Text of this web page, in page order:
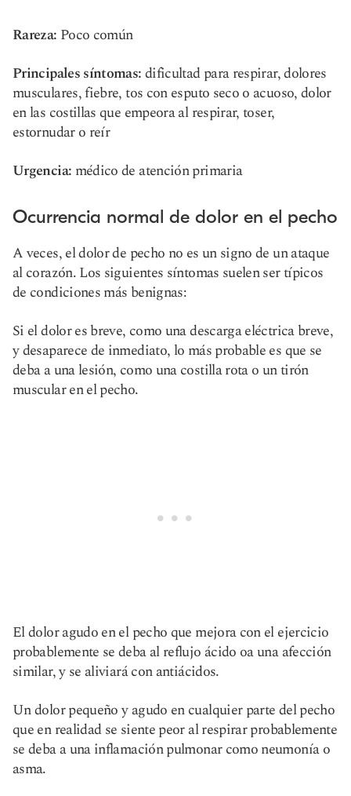
Rareza: Poco común
Principales síntomas:dificultad para respirar, dolores
musculares, fiebre, tos con esputo seco o acuoso, dolor
en las costillas que empeora al respirar, toser,
estornudar o reír
Urgencia: médico de atención primaria
Ocurrencia normal de dolor en el pecho
A veces, el dolor de pecho no es un signo de un ataque
al corazón. Los siguientes síntomas suelen ser típicos
de condiciones más benignas:
Si el dolor es breve, como una descarga eléctrica breve,
y desaparece de inmediato, lo más probable es que se
deba a una lesión, como una costilla rota o un tirón
muscular en el pecho.
El dolor agudo en el pecho que mejora con el ejercicio
probablemente se deba al reflujo ácido oa una afección
similar, y se aliviará con antiácidos.
Un dolor pequeño y agudo en cualquier parte del pecho
que en realidad se siente peor al respirar probablemente
se deba a una inflamación pulmonar como neumonía o
asma.